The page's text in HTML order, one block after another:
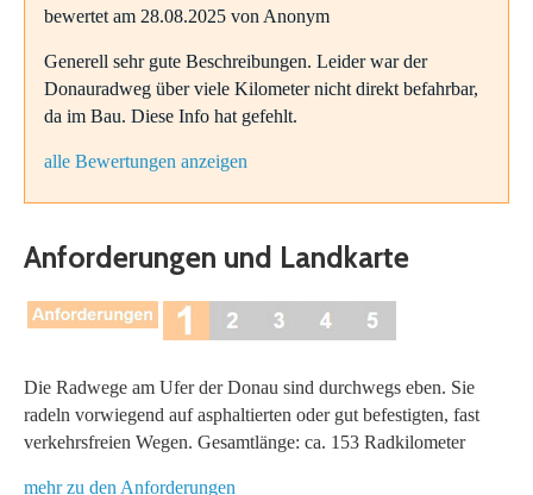
bewertet am 28.08.2025 von Anonym
Generell sehr gute Beschreibungen. Leider war der
Donauradweg über viele Kilometer nicht direkt befahrbar,
da im Bau. Diese Info hat gefehlt.
alle Bewertungen anzeigen
Anforderungen und Landkarte
Die Radwege am Ufer der Donau sind durchwegs eben. Sie
radeln vorwiegend auf asphaltierten oder gut befestigten, fast
verkehrsfreien Wegen. Gesamtlänge: ca. 153 Radkilometer
mehr zu den Anforderungen